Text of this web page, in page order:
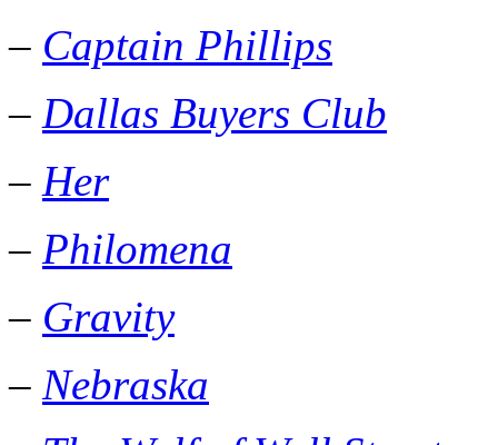
– Captain Phillips
– Dallas Buyers Club
– Her
– Philomena
– Gravity
– Nebraska